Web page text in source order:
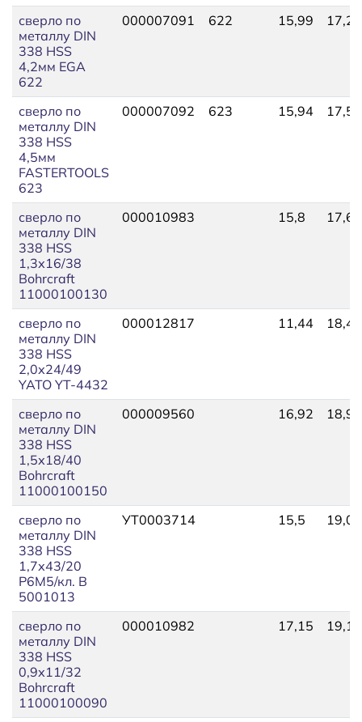
сверло по
металлу DIN
338 HSS
4,2мм EGA
622
000007091 622 15,99 17,22
сверло по
металлу DIN
338 HSS
4,5мм
FASTERTOOLS
623
000007092 623 15,94 17,53
сверло по
металлу DIN
338 HSS
1,3х16/38
Bohrcraft
11000100130
000010983 15,8 17,66
сверло по
металлу DIN
338 HSS
2,0х24/49
YATO YT-4432
000012817 11,44 18,45
сверло по
металлу DIN
338 HSS
1,5х18/40
Bohrcraft
11000100150
000009560 16,92 18,91
сверло по
металлу DIN
338 HSS
1,7х43/20
Р6М5/кл. В
5001013
УТ0003714 15,5 19,00
сверло по
металлу DIN
338 HSS
0,9х11/32
Bohrcraft
11000100090
000010982 17,15 19,17